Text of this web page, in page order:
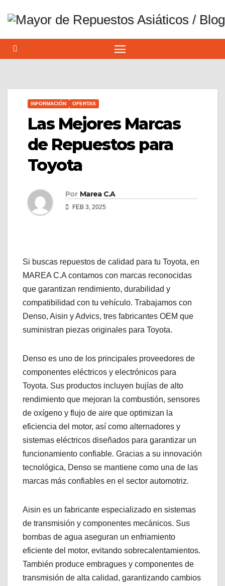
contenido
INFORMACIÓN OFERTAS
Las Mejores Marcas
de Repuestos para
Toyota
Por Marea C.A
FEB 3, 2025
Si buscas repuestos de calidad para tu Toyota, en
MAREA C.A contamos con marcas reconocidas
que garantizan rendimiento, durabilidad y
compatibilidad con tu vehículo. Trabajamos con
Denso, Aisin y Advics, tres fabricantes OEM que
suministran piezas originales para Toyota.
Denso es uno de los principales proveedores de
componentes eléctricos y electrónicos para
Toyota. Sus productos incluyen bujías de alto
rendimiento que mejoran la combustión, sensores
de oxígeno y flujo de aire que optimizan la
eficiencia del motor, así como alternadores y
sistemas eléctricos diseñados para garantizar un
funcionamiento confiable. Gracias a su innovación
tecnológica, Denso se mantiene como una de las
marcas más confiables en el sector automotriz.
Aisin es un fabricante especializado en sistemas
de transmisión y componentes mecánicos. Sus
bombas de agua aseguran un enfriamiento
eficiente del motor, evitando sobrecalentamientos.
También produce embragues y componentes de
transmisión de alta calidad, garantizando cambios